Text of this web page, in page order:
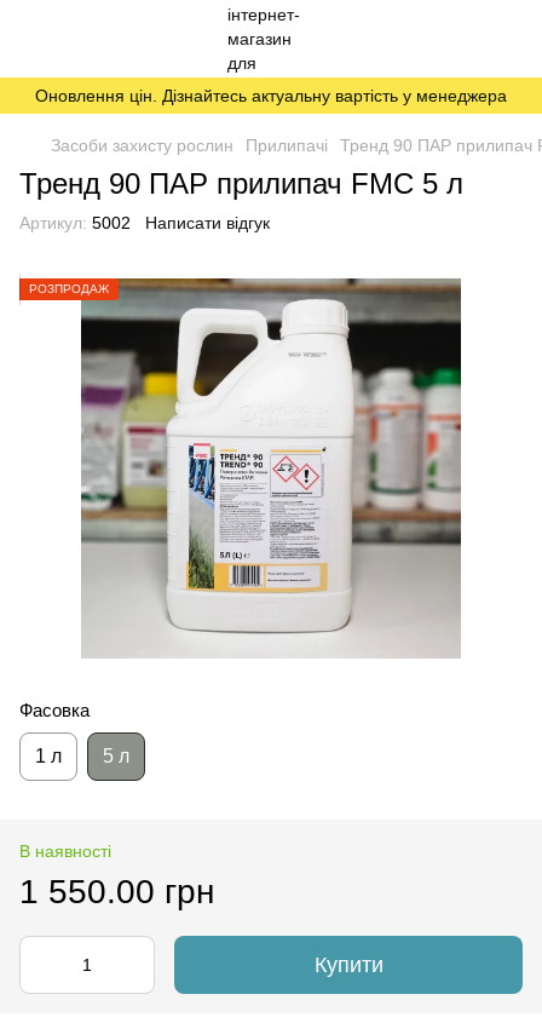
Оновлення цін. Дізнайтесь актуальну вартість у менеджера
Засоби захисту рослин Прилипачі Тренд 90 ПАР прилипач
Тренд 90 ПАР прилипач FMC 5 л
Артикул: 5002 Написати відгук
РОЗПРОДАЖ
Фасовка
1 л 5 л
В наявності
1 550.00 грн
Купити